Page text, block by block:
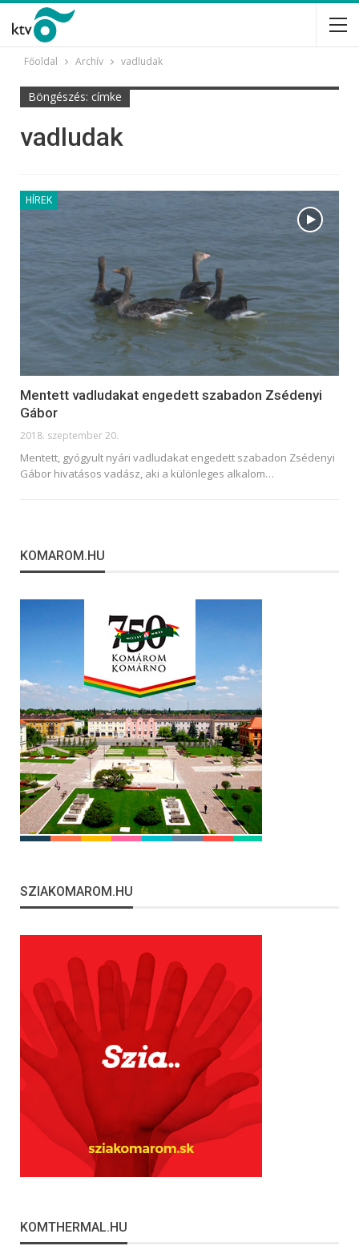
Főoldal Archív vadludak
Böngészés: címke
vadludak
HÍREK
Mentett vadludakat engedett szabadon Zsédenyi
Gábor
2018. szeptember 20.
Mentett, gyógyult nyári vadludakat engedett szabadon Zsédenyi
Gábor hivatásos vadász, aki a különleges alkalom…
KOMAROM.HU
SZIAKOMAROM.HU
KOMTHERMAL.HU